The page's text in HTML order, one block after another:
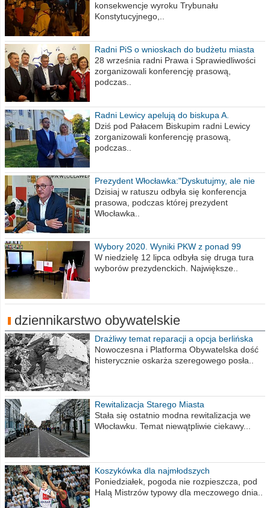
konsekwencje wyroku Trybunału
Konstytucyjnego,..
Radni PiS o wnioskach do budżetu miasta
na 2021 rok
28 września radni Prawa i Sprawiedliwości
zorganizowali konferencję prasową,
podczas..
Radni Lewicy apelują do biskupa A.
Wiesława Meringa
Dziś pod Pałacem Biskupim radni Lewicy
zorganizowali konferencję prasową,
podczas..
Prezydent Włocławka:"Dyskutujmy, ale nie
obrażajmy się”
Dzisiaj w ratuszu odbyła się konferencja
prasowa, podczas której prezydent
Włocławka..
Wybory 2020. Wyniki PKW z ponad 99
procent obwodów
W niedzielę 12 lipca odbyła się druga tura
wyborów prezydenckich. Największe..
dziennikarstwo obywatelskie
Drażliwy temat reparacji a opcja berlińska
Nowoczesna i Platforma Obywatelska dość
histerycznie oskarża szeregowego posła..
Rewitalizacja Starego Miasta
Stała się ostatnio modna rewitalizacja we
Włocławku. Temat niewątpliwie ciekawy...
Koszykówka dla najmłodszych
Poniedziałek, pogoda nie rozpieszcza, pod
Halą Mistrzów typowy dla meczowego dnia..